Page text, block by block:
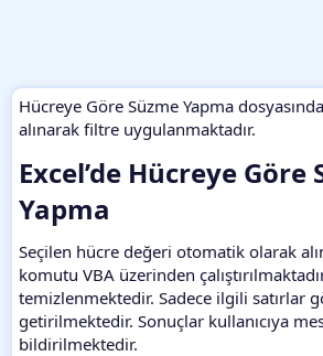
Hücreye Göre Süzme Yapma
alınarak filtre uygulanmaktadır.
Excel’de Hücreye Göre
Yapma​
Seçilen hücre değeri otomatik olarak
komutu VBA üzerinden
temizlenmektedir. Sadece ilgili satırlar
getirilmektedir. Sonuçlar kullanıcıya
bildirilmektedir.